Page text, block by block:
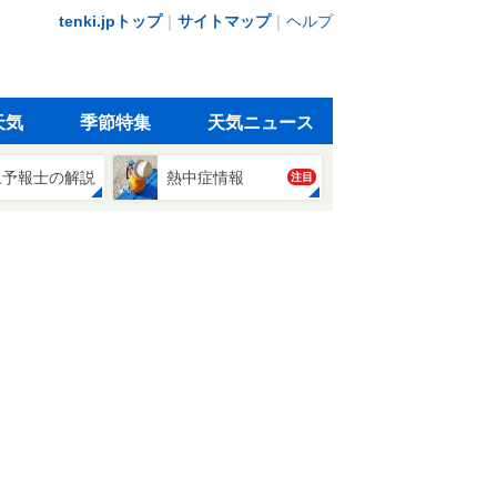
tenki.jpトップ｜ サイトマップ｜ ヘルプ
気 季節特集 天気ニュース
報士の解説 熱中症情報 注目